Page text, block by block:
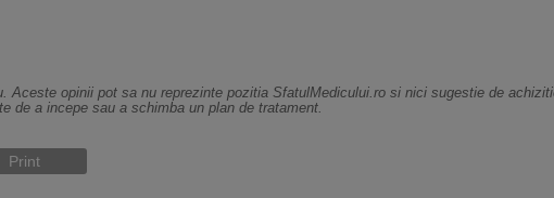
Aceste opinii pot sa nu reprezinte pozitia SfatulMedicului.ro si nici sugestie de
de a incepe sau a schimba un plan de tratament.
Print